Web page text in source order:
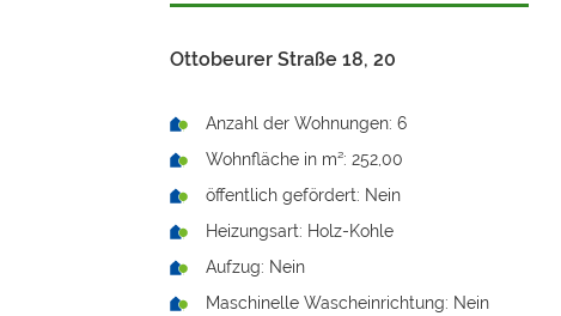
Ottobeurer Straße 18, 20
Anzahl der Wohnungen: 6
Wohnfläche in m²: 252,00
öffentlich gefördert: Nein
Heizungsart: Holz-Kohle
Aufzug: Nein
Maschinelle Wascheinrichtung: Nein